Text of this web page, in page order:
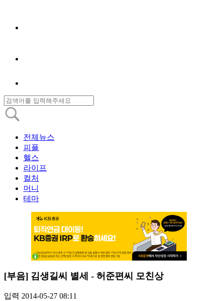
전체뉴스
피플
헬스
라이프
컬처
머니
테마
[부음] 김생길씨 별세 - 허준편씨 모친상
입력 2014-05-27 08:11